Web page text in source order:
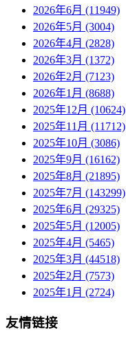
2026年6月 (11949)
2026年5月 (3004)
2026年4月 (2828)
2026年3月 (1372)
2026年2月 (7123)
2026年1月 (8688)
2025年12月 (10624)
2025年11月 (11712)
2025年10月 (3086)
2025年9月 (16162)
2025年8月 (21895)
2025年7月 (143299)
2025年6月 (29325)
2025年5月 (12005)
2025年4月 (5465)
2025年3月 (44518)
2025年2月 (7573)
2025年1月 (2724)
友情链接